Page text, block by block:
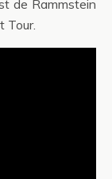
de Rammstein
Tour.